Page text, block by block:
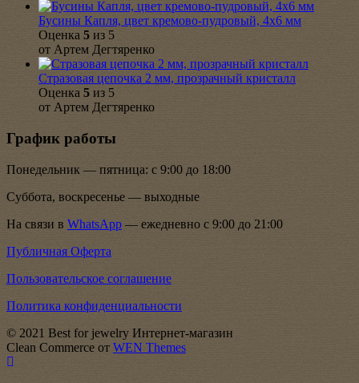
Бусины Капля, цвет кремово-пудровый, 4х6 мм
Оценка 5 из 5
от Артем Дегтяренко
Стразовая цепочка 2 мм, прозрачный кристалл
Оценка 5 из 5
от Артем Дегтяренко
График работы
Понедельник — пятница: с 9:00 до 18:00
Суббота, воскресенье — выходные
На связи в WhatsApp — ежедневно с 9:00 до 21:00
Публичная Оферта
Пользовательское соглашение
Политика конфиденциальности
© 2021 Best for jewelry Интернет-магазин
Clean Commerce от WEN Themes